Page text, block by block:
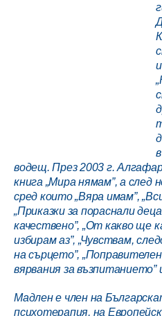
водещ. През 2003 г.
книга „Мира нямам”, а след
сред които „Вяра имам”,
„Приказки за пораснали
качествено”, „От какво ще
избирам аз”, „Чувствам,
на сърцето”,
вярвания за възпитанието”
Мадлен е член на
психотерапия, на